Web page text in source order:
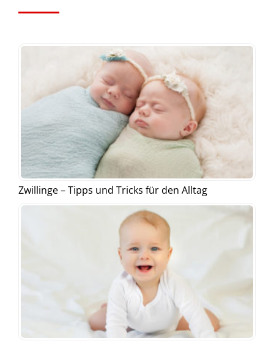
Zwillinge – Tipps und Tricks für den Alltag